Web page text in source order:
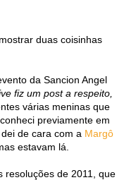
duas coisinhas
da Sancion Angel
fiz um post a respeito,
várias meninas que
previamente em
de cara com a Margô
estavam lá.
resoluções de 2011, que